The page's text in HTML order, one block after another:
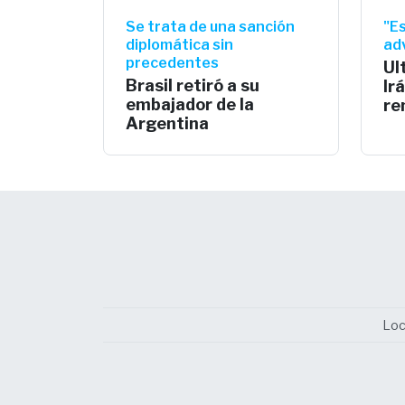
Se trata de una sanción
diplomática sin
precedentes
Brasil retiró a su
embajador de la
Argentina